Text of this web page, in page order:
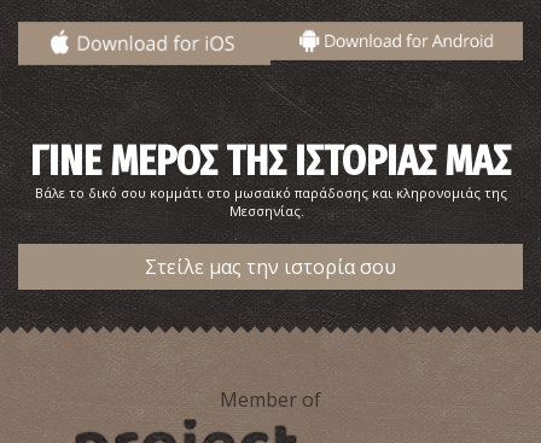
Το μοναστήρι του «Ασκητή» - Η Βαβέλ της
Πελοποννήσου
ΜΟΝΑΣΤΗΡΙΑ ~9.9Km
ΓΙΝΕ ΜΕΡΟΣ ΤΗΣ ΙΣΤΟΡΙΑΣ ΜΑΣ
Βάλε το δικό σου κομμάτι στο μωσαϊκό παράδοσης και κληρονομιάς της
Μεσσηνίας.
Στείλε μας την ιστορία σου
Member of